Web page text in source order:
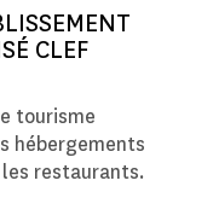
CLEF
tourisme
hébergements
restaurants.